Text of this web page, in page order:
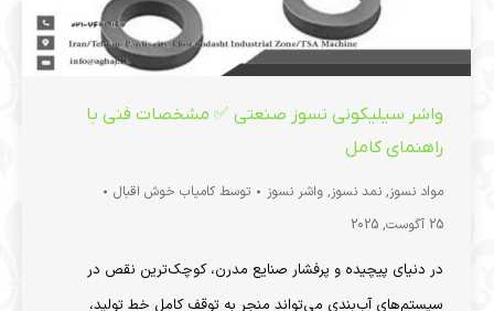
واشر سیلیکونی نسوز صنعتی ✅ مشخصات فنی با
راهنمای کامل
مواد نسوز, نمد نسوز, واشر نسوز توسط کامیاب خوش اقبال
25 آگوست, 2025
در دنیای پیچیده و پرفشار صنایع مدرن، کوچک‌ترین نقص در
سیستم‌های آب‌بندی می‌تواند منجر به توقف کامل خط تولید،